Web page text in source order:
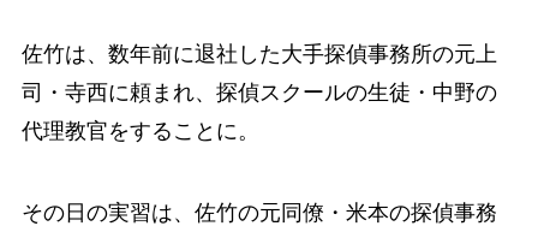
佐竹は、数年前に退社した大手探偵事務所の元上
司・寺西に頼まれ、探偵スクールの生徒・中野の
代理教官をすることに。
その日の実習は、佐竹の元同僚・米本の探偵事務